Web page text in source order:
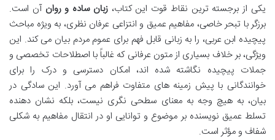
یکی از برجسته ترین نقاط قوت این کتاب،زبان ساده و روان آن است.
برزگر با تبحر خاصی، مفاهیم عمیق و انتزاعی عرفان نظری، به ویژه مباحث
پیچیده ابن عربی، را به زبانی قابل فهم برای عموم مردم بیان می کند. این
ویژگی، بر خلاف بسیاری از متون عرفانی که غالباً با اصطلاحات تخصصی و
جملات پیچیده نگاشته شده اند، امکان دسترسی و درک را برای
خوانندگانی با پیش زمینه های متفاوت فراهم می آورد. این سادگی در
بیان، به هیچ وجه به معنای سطحی نگری نیست، بلکه نشان دهنده
تسلط عمیق نویسنده بر موضوع و توانایی او در انتقال مفاهیم به شکلی
شفاف و مؤثر است.